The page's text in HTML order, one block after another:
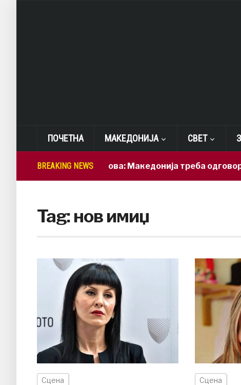
ПОЧЕТНА МАКЕДОНИЈА СВЕТ
BREAKING NEWS
Лепиткова: Македонија треба одговорно
Tag:нов имиџ
Сцена Сцена